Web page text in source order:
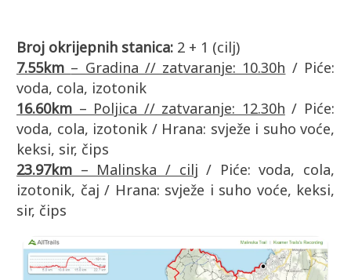
Broj okrijepnih stanica: 2 + 1 (cilj)
7.55km – Gradina // zatvaranje: 10.30h / Piće:
voda, cola, izotonik
16.60km – Poljica // zatvaranje: 12.30h / Piće:
voda, cola, izotonik / Hrana: svježe i suho voće,
keksi, sir, čips
23.97km – Malinska / cilj / Piće: voda, cola,
izotonik, čaj / Hrana: svježe i suho voće, keksi,
sir, čips